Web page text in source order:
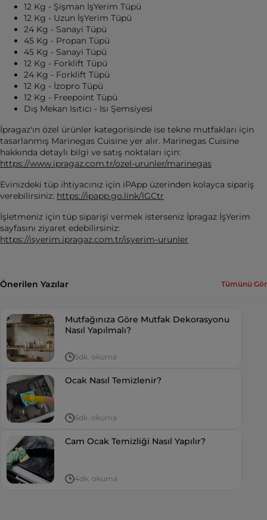
12 Kg - Şişman İşYerim Tüpü
12 Kg - Uzun İşYerim Tüpü
24 Kg - Sanayi Tüpü
45 Kg - Propan Tüpü
45 Kg - Sanayi Tüpü
12 Kg - Forklift Tüpü
24 Kg - Forklift Tüpü
12 Kg - İzopro Tüpü
12 Kg - Freepoint Tüpü
Dış Mekan Isıtıcı - Isı Şemsiyesi
İpragaz'ın özel ürünler kategorisinde ise tekne mutfakları için
tasarlanmış Marinegas Cuisine yer alır. Marinegas Cuisine
hakkında detaylı bilgi ve satış noktaları için:
https://www.ipragaz.com.tr/ozel-urunler/marinegas
Evinizdeki tüp ihtiyacınız için iPApp üzerinden kolayca sipariş
verebilirsiniz: https://ipapp.go.link/lGCtr
İşletmeniz için tüp siparişi vermek isterseniz İpragaz İşYerim
sayfasını ziyaret edebilirsiniz:
https://isyerim.ipragaz.com.tr/isyerim-urunler
Önerilen Yazılar Tümünü Gör
5dk. okuma
Mutfağınıza Göre Mutfak Dekorasyonu
Nasıl Yapılmalı?
6dk. okuma
Ocak Nasıl Temizlenir?
4dk. okuma
Cam Ocak Temizliği Nasıl Yapılır?